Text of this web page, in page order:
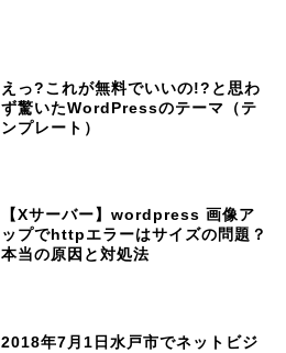
えっ?これが無料でいいの!?と思わ
ず驚いたWordPressのテーマ（テ
ンプレート）
【Xサーバー】wordpress 画像ア
ップでhttpエラーはサイズの問題？
本当の原因と対処法
2018年7月1日水戸市でネットビジ